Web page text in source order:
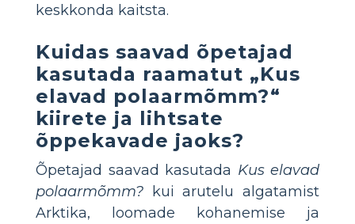
keskkonda kaitsta.
Kuidas saavad õpetajad
kasutada raamatut „Kus
elavad polaarmõmm?“
kiirete ja lihtsate
õppekavade jaoks?
Õpetajad saavad kasutada Kus elavad
polaarmõmm? kui arutelu algatamist
Arktika, loomade kohanemise ja